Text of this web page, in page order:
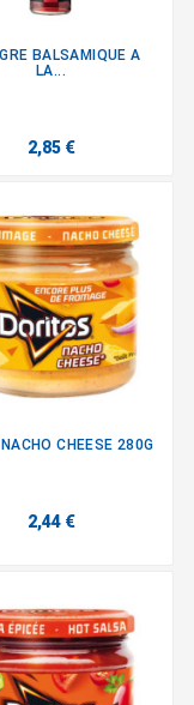
BALSAMIQUE A
LA...
2,85 €
CHEESE 280G
2,44 €